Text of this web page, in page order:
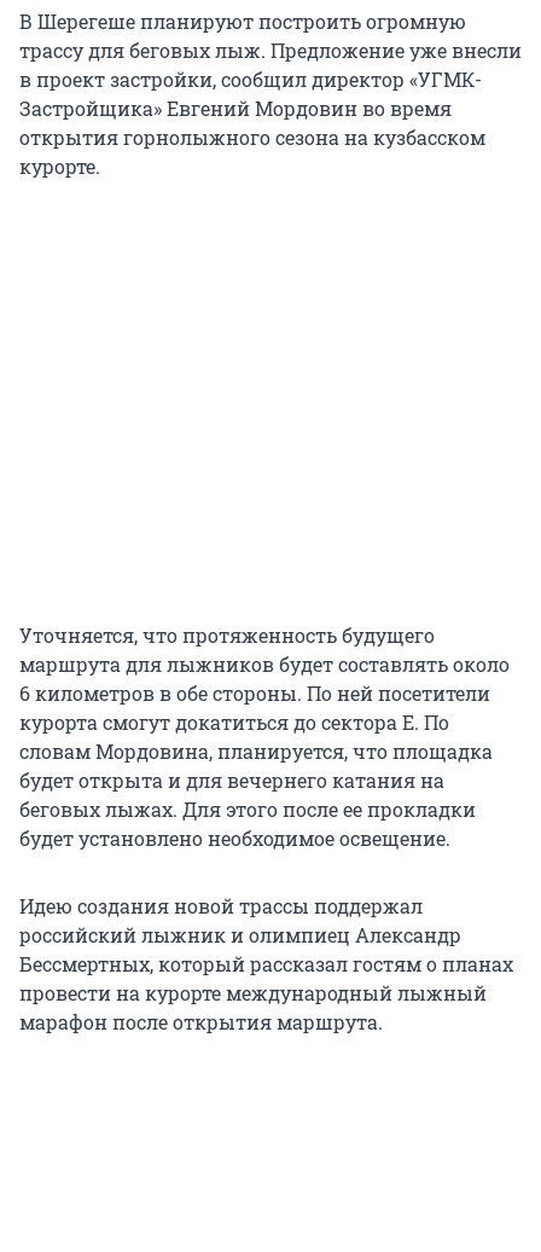
В Шерегеше планируют построить огромную
трассу для беговых лыж. Предложение уже внесли
в проект застройки, сообщил директор «УГМК-
Застройщика» Евгений Мордовин во время
открытия горнолыжного сезона на кузбасском
курорте.
Уточняется, что протяженность будущего
маршрута для лыжников будет составлять около
6 километров в обе стороны. По ней посетители
курорта смогут докатиться до сектора Е. По
словам Мордовина, планируется, что площадка
будет открыта и для вечернего катания на
беговых лыжах. Для этого после ее прокладки
будет установлено необходимое освещение.
Идею создания новой трассы поддержал
российский лыжник и олимпиец Александр
Бессмертных, который рассказал гостям о планах
провести на курорте международный лыжный
марафон после открытия маршрута.